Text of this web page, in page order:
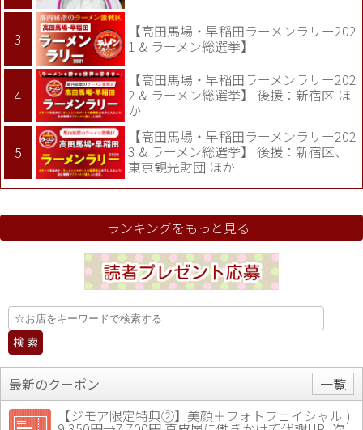
【高田馬場・早稲田ラーメンラリー202
1 & ラーメン総選挙】
【高田馬場・早稲田ラーメンラリー202
2 & ラーメン総選挙】 後援：新宿区 ほ
か
【高田馬場・早稲田ラーメンラリー202
3 & ラーメン総選挙】 後援：新宿区、
東京観光財団 ほか
ランキングをもっと見る
最新のクーポン
一覧
【ジモア限定特典②】美顔＋フォトフェイシャル )